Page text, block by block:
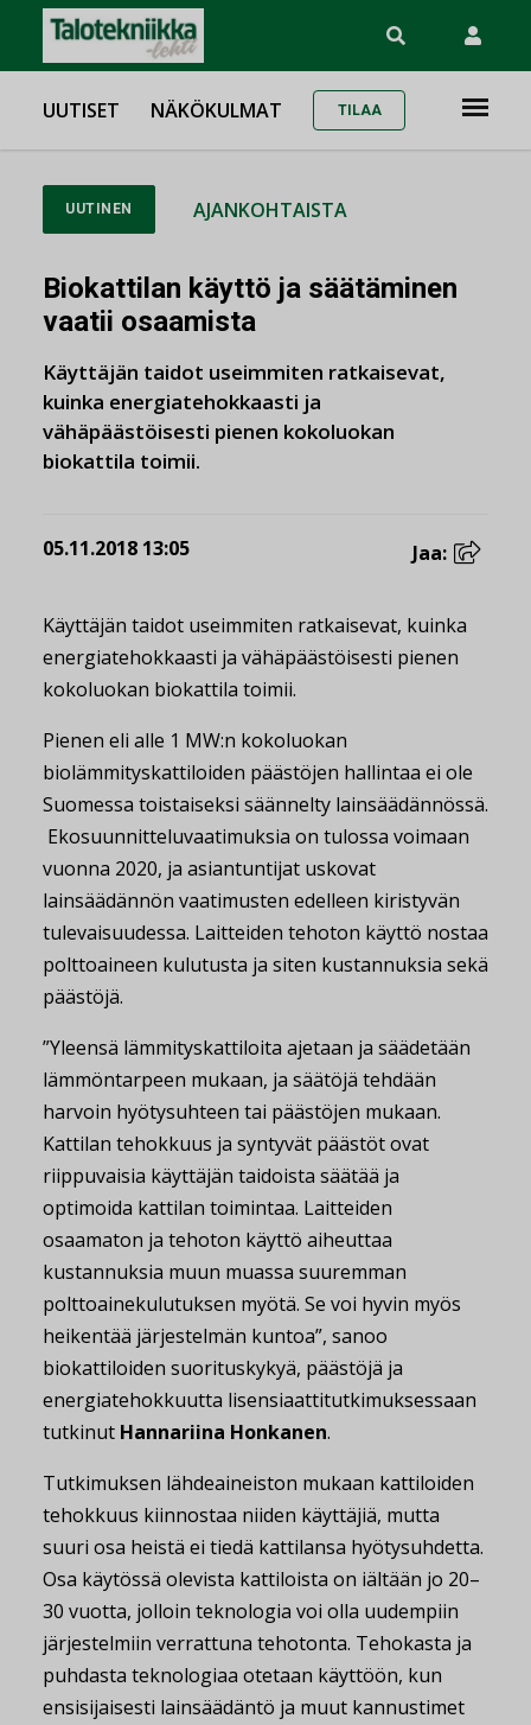
UUTISET NÄKÖKULMAT TILAA
UUTINEN AJANKOHTAISTA
Biokattilan käyttö ja säätäminen
vaatii osaamista
Käyttäjän taidot useimmiten ratkaisevat,
kuinka energiatehokkaasti ja
vähäpäästöisesti pienen kokoluokan
biokattila toimii.
05.11.2018 13:05 Jaa:
Käyttäjän taidot useimmiten ratkaisevat, kuinka
energiatehokkaasti ja vähäpäästöisesti pienen
kokoluokan biokattila toimii.
Pienen eli alle 1 MW:n kokoluokan
biolämmityskattiloiden päästöjen hallintaa ei ole
Suomessa toistaiseksi säännelty lainsäädännössä.
Ekosuunnitteluvaatimuksia on tulossa voimaan
vuonna 2020, ja asiantuntijat uskovat
lainsäädännön vaatimusten edelleen kiristyvän
tulevaisuudessa. Laitteiden tehoton käyttö nostaa
polttoaineen kulutusta ja siten kustannuksia sekä
päästöjä.
”Yleensä lämmityskattiloita ajetaan ja säädetään
lämmöntarpeen mukaan, ja säätöjä tehdään
harvoin hyötysuhteen tai päästöjen mukaan.
Kattilan tehokkuus ja syntyvät päästöt ovat
riippuvaisia käyttäjän taidoista säätää ja
optimoida kattilan toimintaa. Laitteiden
osaamaton ja tehoton käyttö aiheuttaa
kustannuksia muun muassa suuremman
polttoainekulutuksen myötä. Se voi hyvin myös
heikentää järjestelmän kuntoa”, sanoo
biokattiloiden suorituskykyä, päästöjä ja
energiatehokkuutta lisensiaattitutkimuksessaan
tutkinut Hannariina Honkanen.
Tutkimuksen lähdeaineiston mukaan kattiloiden
tehokkuus kiinnostaa niiden käyttäjiä, mutta
suuri osa heistä ei tiedä kattilansa hyötysuhdetta.
Osa käytössä olevista kattiloista on iältään jo 20–
30 vuotta, jolloin teknologia voi olla uudempiin
järjestelmiin verrattuna tehotonta. Tehokasta ja
puhdasta teknologiaa otetaan käyttöön, kun
ensisijaisesti lainsäädäntö ja muut kannustimet